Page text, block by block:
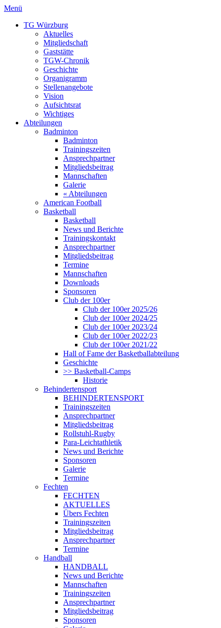
Menü
TG Würzburg
Aktuelles
Mitgliedschaft
Gaststätte
TGW-Chronik
Geschichte
Organigramm
Stellenangebote
Vision
Aufsichtsrat
Wichtiges
Abteilungen
Badminton
Badminton
Trainingszeiten
Ansprechpartner
Mitgliedsbeitrag
Mannschaften
Galerie
« Abteilungen
American Football
Basketball
Basketball
News und Berichte
Trainingskontakt
Ansprechpartner
Mitgliedsbeitrag
Termine
Mannschaften
Downloads
Sponsoren
Club der 100er
Club der 100er 2025/26
Club der 100er 2024/25
Club der 100er 2023/24
Club der 100er 2022/23
Club der 100er 2021/22
Hall of Fame der Basketballabteilung
Geschichte
>> Basketball-Camps
Historie
Behindertensport
BEHINDERTENSPORT
Trainingszeiten
Ansprechpartner
Mitgliedsbeitrag
Rollstuhl-Rugby
Para-Leichtathletik
News und Berichte
Sponsoren
Galerie
Termine
Fechten
FECHTEN
AKTUELLES
Übers Fechten
Trainingszeiten
Mitgliedsbeitrag
Ansprechpartner
Termine
Handball
HANDBALL
News und Berichte
Mannschaften
Trainingszeiten
Ansprechpartner
Mitgliedsbeitrag
Sponsoren